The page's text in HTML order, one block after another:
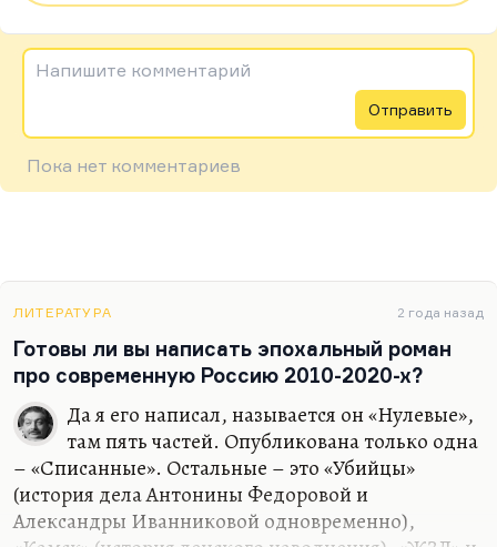
Напишите комментарий
Отправить
Пока нет комментариев
ЛИТЕРАТУРА 2 года назад
Готовы ли вы написать эпохальный роман
про современную Россию 2010-2020-х?
Да я его написал, называется он «Нулевые»,
там пять частей. Опубликована только одна
– «Списанные». Остальные – это «Убийцы»
(история дела Антонины Федоровой и
Александры Иванниковой одновременно),